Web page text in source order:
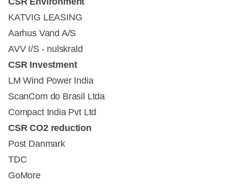
KATVIG LEASING
Aarhus Vand A/S
AVV I/S - nulskrald
CSR Investment
LM Wind Power India
ScanCom do Brasil Ltda
Compact India Pvt Ltd
CSR CO2 reduction
Post Danmark
TDC
GoMore